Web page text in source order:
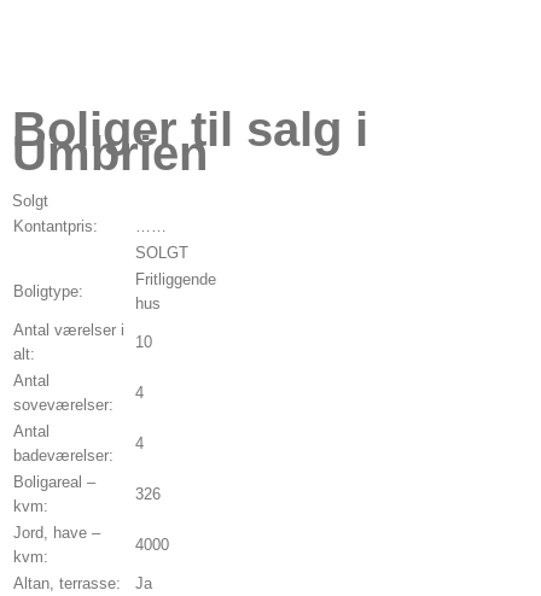
Boliger til salg i
Umbrien
Solgt
Kontantpris:
SOLGT
Boligtype:
Fritliggende
hus
Antal værelser i
alt:
10
Antal
soveværelser:
4
Antal
badeværelser:
4
Boligareal –
kvm:
326
Jord, have –
kvm:
4000
Altan, terrasse:
Ja